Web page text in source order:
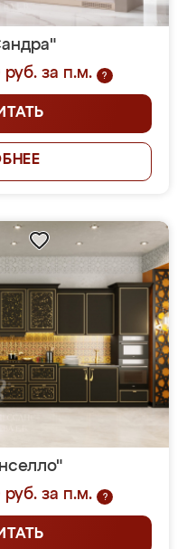
за п.м.
?
за п.м.
?